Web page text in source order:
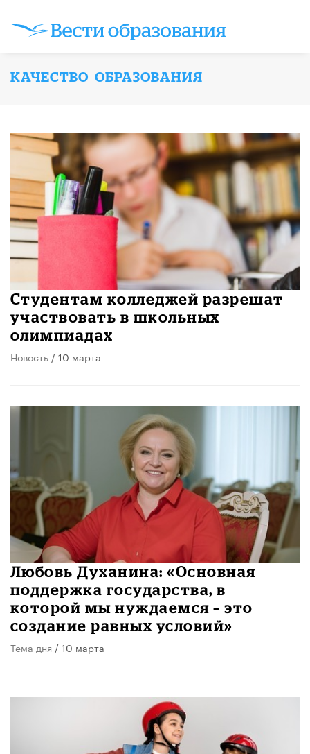
КАЧЕСТВО ОБРАЗОВАНИЯ
Студентам колледжей разрешат
участвовать в школьных
олимпиадах
Новость / 10 марта
Любовь Духанина: «Основная
поддержка государства, в
которой мы нуждаемся – это
создание равных условий»
Тема дня / 10 марта